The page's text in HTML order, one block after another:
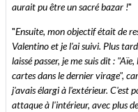
aurait pu être un sacré bazar !"
"Ensuite, mon objectif était de
Valentino et je l'ai suivi. Plus
laissé passer, je me suis dit :
cartes dans le dernier virage",
j'avais élargi à l'extérieur. C'est
attaque à l'intérieur, avec plus